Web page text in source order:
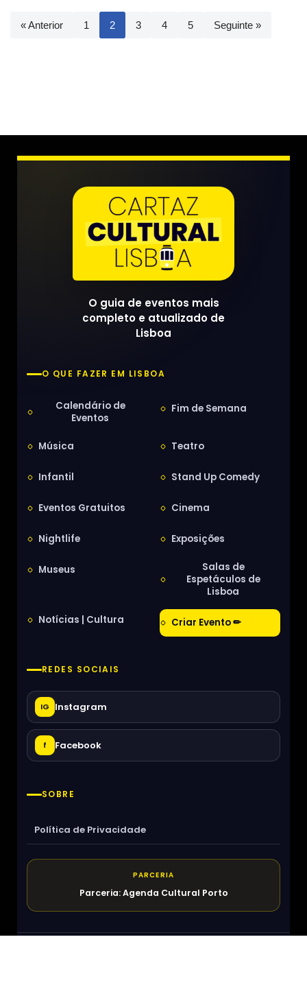
« Anterior 1 2 3 4 5 Seguinte »
O guia de eventos mais
completo e atualizado de
Lisboa
O QUE FAZER EM LISBOA
Calendário de
Eventos
Fim de Semana
Música Teatro
Infantil Stand Up Comedy
Eventos Gratuitos Cinema
Nightlife Exposições
Museus
Salas de
Espetáculos de
Lisboa
Notícias | Cultura Criar Evento ✏
REDES SOCIAIS
IG Instagram
f Facebook
SOBRE
Política de Privacidade
PARCERIA
Parceria: Agenda Cultural Porto